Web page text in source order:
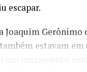
escapar.
Gerônimo
estavam